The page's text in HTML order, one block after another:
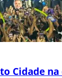
Cidade